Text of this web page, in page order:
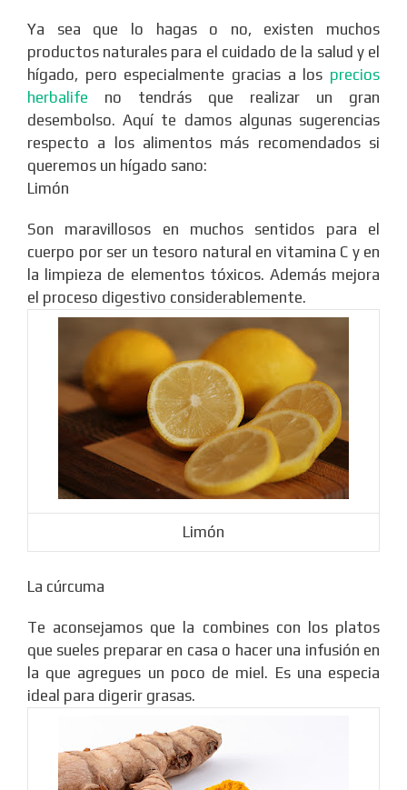
Ya sea que lo hagas o no, existen muchos
productos naturales para el cuidado de la salud y el
hígado, pero especialmente gracias a los precios
herbalife no tendrás que realizar un gran
desembolso. Aquí te damos algunas sugerencias
respecto a los alimentos más recomendados si
queremos un hígado sano:
Limón
Son maravillosos en muchos sentidos para el
cuerpo por ser un tesoro natural en vitamina C y en
la limpieza de elementos tóxicos. Además mejora
el proceso digestivo considerablemente.
Limón
La cúrcuma
Te aconsejamos que la combines con los platos
que sueles preparar en casa o hacer una infusión en
la que agregues un poco de miel. Es una especia
ideal para digerir grasas.